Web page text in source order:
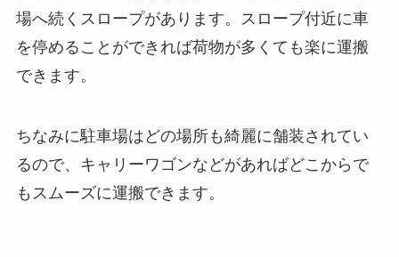
場へ続くスロープがあります。スロープ付近に車
を停めることができれば荷物が多くても楽に運搬
できます。
ちなみに駐車場はどの場所も綺麗に舗装されてい
るので、キャリーワゴンなどがあればどこからで
もスムーズに運搬できます。